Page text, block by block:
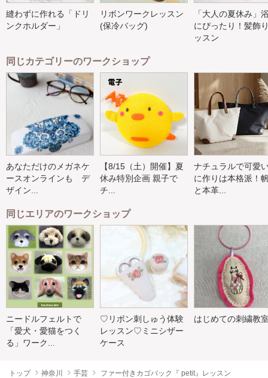
縫わずに作れる「ドリ
ンクホルダー」
リボンワークレッスン
(保冷バッグ)
「大人の夏休み」
にぴったり！髪飾
ッスン
同じカテゴリーのワークショップ
あなただけのメガネケ
ースオンラインも デ
ザイン...
【8/15（土）開催】夏
休み特別企画 親子で
チ...
ナチュラルで可愛
に作りは本格派！
と本革...
同じエリアのワークショップ
ニードルフェルトで
「愛犬・愛猫をつく
る」ワーク...
♡リボン刺しゅう体験
レッスン♡ミニシザー
ケース
はじめての刺繍教
トップ 神奈川 手芸
ファー付きカゴバック『 petit』レッスン